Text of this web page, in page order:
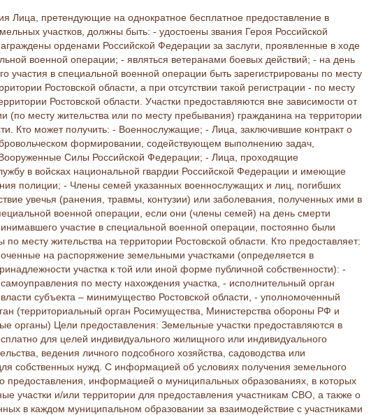
Лица, претендующие на однократное бесплатное предоставление в
участков, должны быть: - удостоены звания Героя Российской
орденами Российской Федерации за заслуги, проявленные в ходе
военной операции; - являться ветеранами боевых действий; - на день
участия в специальной военной операции быть зарегистрированы по месту
Ростовской области, а при отсутствии такой регистрации - по месту
Ростовской области. Участки предоставляются вне зависимости от
(по месту жительства или по месту пребывания) гражданина на территории
Кто может получить: - Военнослужащие; - Лица, заключившие контракт о
формировании, содействующем выполнению задач,
Силы Российской Федерации; - Лица, проходящие
в войсках национальной гвардии Российской Федерации и имеющие
полиции; - Члены семей указанных военнослужащих и лиц, погибших
увечья (ранения, травмы, контузии) или заболевания, полученных ими в
военной операции, если они (члены семей) на день смерти
участие в специальной военной операции, постоянно были
по месту жительства на территории Ростовской области. Кто предоставляет:
на распоряжение земельными участками (определяется в
участка к той или иной форме публичной собственности): -
по месту нахождения участка, - исполнительный орган
власти субъекта – минимущество Ростовской области, - уполномоченный
(территориальный орган Росимущества, Министерства обороны РФ и
органы) Цели предоставления: Земельные участки предоставляются в
для целей индивидуального жилищного или индивидуального
ведения личного подсобного хозяйства, садоводства или
собственных нужд. С информацией об условиях получения земельного
предоставления, информацией о муниципальных образованиях, в которых
участки и/или территории для предоставления участникам СВО, а также о
в каждом муниципальном образовании за взаимодействие с участниками